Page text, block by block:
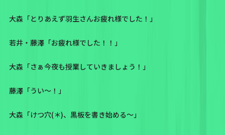
大森「とりあえず羽生さんお疲れ様でした！」
若井・藤澤「お疲れ様でした！！」
大森「さぁ今夜も授業していきましょう！」
藤澤「うい〜！」
大森「けつ穴(＊)、黒板を書き始める〜」